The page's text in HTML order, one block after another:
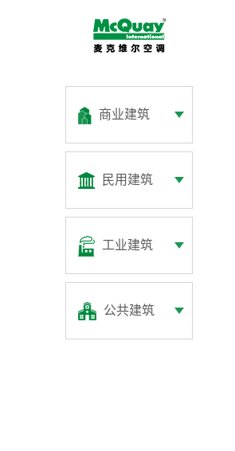
商业建筑
民用建筑
工业建筑
公共建筑